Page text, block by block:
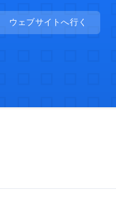
ウェブサイトへ行く